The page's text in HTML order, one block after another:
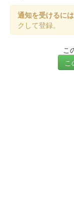
通知を受けるには
クして登録。
こ
こ